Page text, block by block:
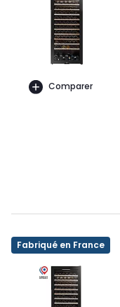
Comparer
Fabriqué en France